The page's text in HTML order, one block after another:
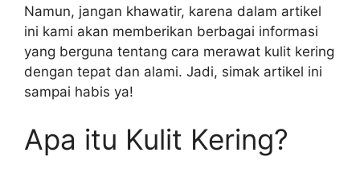
Namun, jangan khawatir, karena dalam artikel
ini kami akan memberikan berbagai informasi
yang berguna tentang cara merawat kulit kering
dengan tepat dan alami. Jadi, simak artikel ini
sampai habis ya!
Apa itu Kulit Kering?